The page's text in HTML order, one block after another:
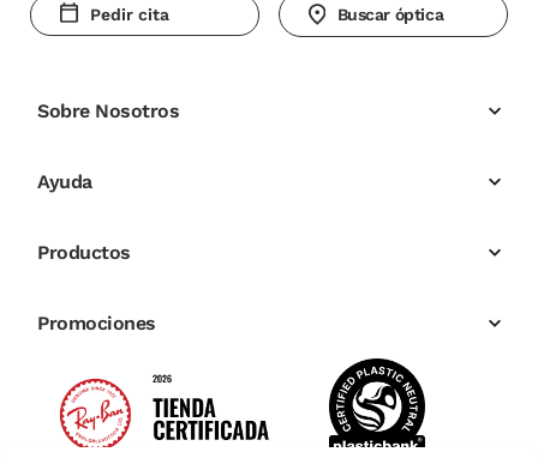
Pedir cita Buscar óptica
Sobre Nosotros
Ayuda
Productos
Promociones